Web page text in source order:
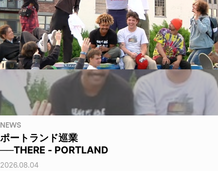
NEWS
ポートランド巡業
──THERE - PORTLAND
2026.08.04